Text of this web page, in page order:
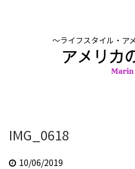
〜ライフスタイル・ア
IMG_0618
10/06/2019